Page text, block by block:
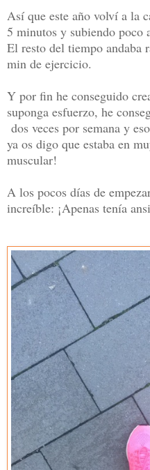
Así que este año volví a la
5 minutos y subiendo poco
El resto del tiempo andaba
min de ejercicio.
Y por fin he conseguido
suponga esfuerzo, he
dos veces por semana y
ya os digo que estaba en
muscular!
A los pocos días de
increíble: ¡Apenas tenía